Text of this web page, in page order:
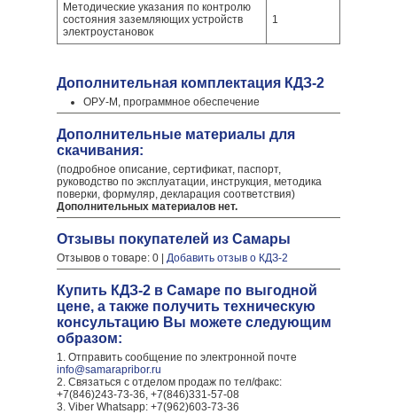
Методические указания по контролю
состояния заземляющих устройств
электроустановок
1
Дополнительная комплектация КДЗ-2
ОРУ-М, программное обеспечение
Дополнительные материалы для
скачивания:
(подробное описание, сертификат, паспорт,
руководство по эксплуатации, инструкция, методика
поверки, формуляр, декларация соответствия)
Дополнительных материалов нет.
Отзывы покупателей из Самары
Отзывов о товаре: 0 | Добавить отзыв о КДЗ-2
Купить КДЗ-2 в Самаре по выгодной
цене, а также получить техническую
консультацию Вы можете следующим
образом:
1. Отправить сообщение по электронной почте
info@samarapribor.ru
2. Связаться с отделом продаж по тел/факс:
+7(846)243-73-36, +7(846)331-57-08
3. Viber Whatsapp: +7(962)603-73-36